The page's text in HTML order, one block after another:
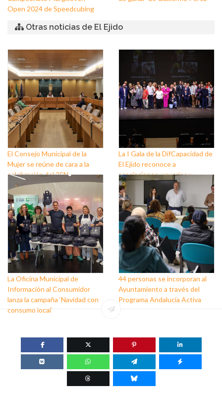
Open 2024 de Speedcubing
Otras noticias de El Ejido
El Consejo Municipal de la
Mujer se reúne de cara a la
celebración del 25N
La I Gala de la DifCapacidad de
El Ejido reconoce a
asociaciones, usuarios y
personas que trabajan a favor
de este colectivo
La Oficina Municipal de
Información al Consumidor
lanza la campaña ‘Navidad con
consumo local’
44 personas se incorporan al
Ayuntamiento a través del
Programa Andalucía Activa